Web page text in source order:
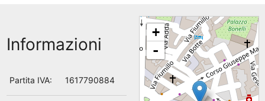
Informazioni
Partita IVA: 1617790884
+
-